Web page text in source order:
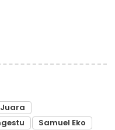
Juara
Samuel Eko